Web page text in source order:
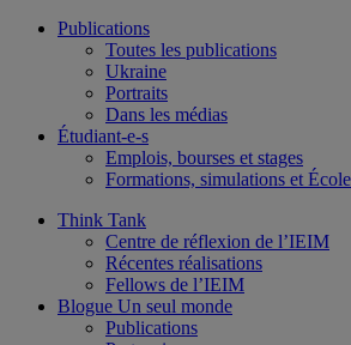
Publications
Toutes les publications
Ukraine
Portraits
Dans les médias
Étudiant-e-s
Emplois, bourses et stages
Formations, simulations et
Think Tank
Centre de réflexion de l’IEIM
Récentes réalisations
Fellows de l’IEIM
Blogue Un seul monde
Publications